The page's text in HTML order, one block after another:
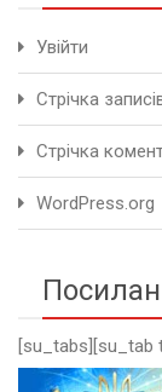
Увійти
Стрічка
Стрічка
WordPress.org
[su_tabs][su_tab